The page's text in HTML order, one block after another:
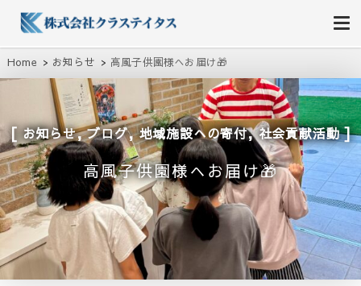
株式会社クラステイタス
地域のコミュニティーを大切にする企業
Home お知らせ 高風子供園様へお届け🎁
お知らせ,ブログ,地域施設への寄付,社会貢献活動
高風子供園様へお届け🎁